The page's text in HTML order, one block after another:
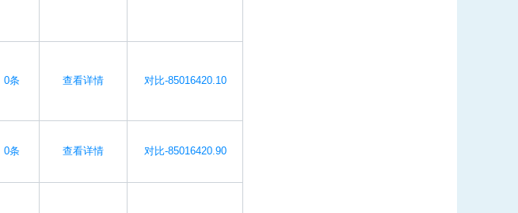
0条 查看详情 对比-85016420.10
0条 查看详情 对比-85016420.90